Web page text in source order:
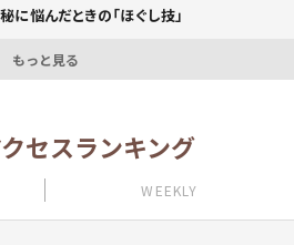
に悩んだときの「ほぐし技」
もっと見る
セスランキング
WEEKLY